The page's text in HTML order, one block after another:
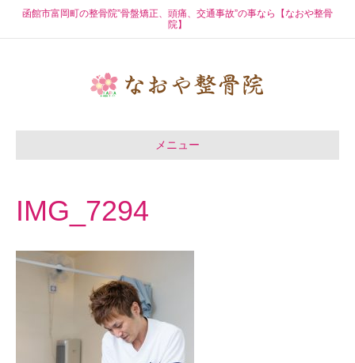
函館市富岡町の整骨院”骨盤矯正、頭痛、交通事故”の事なら【なおや整骨
院】
メニュー
IMG_7294